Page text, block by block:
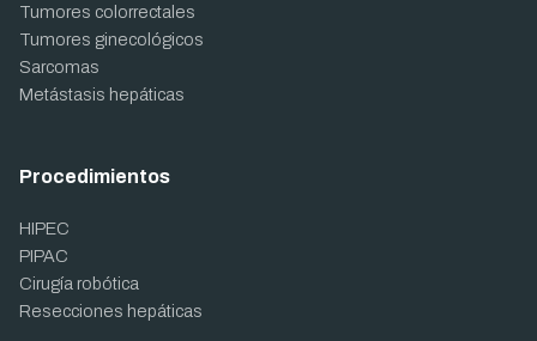
Tumores colorrectales
Tumores ginecológicos
Sarcomas
Metástasis hepáticas
Procedimientos
HIPEC
PIPAC
Cirugía robótica
Resecciones hepáticas